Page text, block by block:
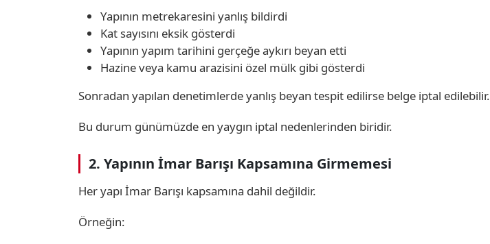
Yapının metrekaresini yanlış bildirdi
Kat sayısını eksik gösterdi
Yapının yapım tarihini gerçeğe aykırı beyan etti
Hazine veya kamu arazisini özel mülk gibi gösterdi
Sonradan yapılan denetimlerde yanlış beyan tespit edilirse belge iptal edilebilir.
Bu durum günümüzde en yaygın iptal nedenlerinden biridir.
2. Yapının İmar Barışı Kapsamına Girmemesi
Her yapı İmar Barışı kapsamına dahil değildir.
Örneğin: